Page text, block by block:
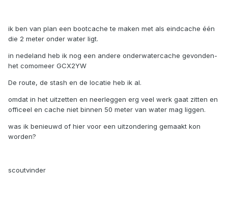
ik ben van plan een bootcache te maken met als eindcache één
die 2 meter onder water ligt.
in nedeland heb ik nog een andere onderwatercache gevonden-
het comomeer GCX2YW
De route, de stash en de locatie heb ik al.
omdat in het uitzetten en neerleggen erg veel werk gaat zitten en
officeel en cache niet binnen 50 meter van water mag liggen.
was ik benieuwd of hier voor een uitzondering gemaakt kon
worden?
scoutvinder